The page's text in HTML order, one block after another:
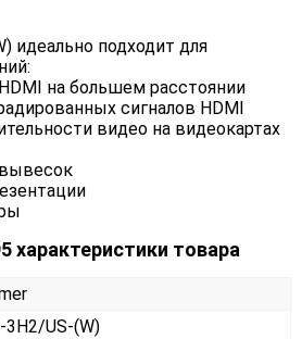
идеально подходит для
на большем расстоянии
сигналов HDMI
видео на видеокартах
характеристики товара
3H2/US-(W)